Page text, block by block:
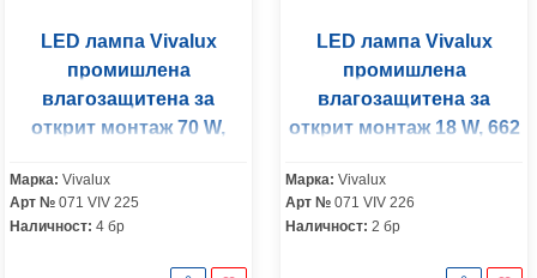
LED лампа Vivalux
промишлена
влагозащитена за
открит монтаж 70 W,
Vega LED
Марка: Vivalux
Арт № 071 VIV 225
Наличност: 4 бр
LED лампа Vivalux
промишлена
влагозащитена за
открит монтаж 18 W, 662
LED
Марка: Vivalux
Арт № 071 VIV 226
Наличност: 2 бр